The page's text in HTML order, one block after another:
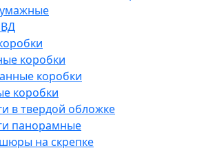
коробки
коробки
коробки
в твердой обложке
панорамные
на скрепке